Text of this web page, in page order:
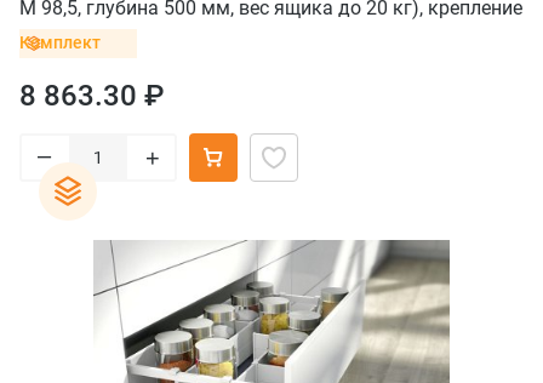
М 98,5, глубина 500 мм, вес ящика до 20 кг), крепление
под саморезы, серый
Комплект
8 863.30 ₽
– +